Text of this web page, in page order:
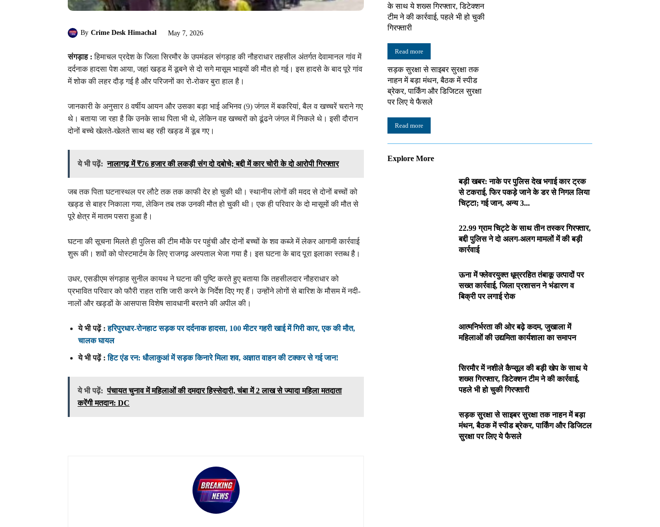
By Crime Desk Himachal May 7, 2026
संगड़ाह : हिमाचल प्रदेश के जिला सिरमौर के उपमंडल संगड़ाह की नौहराधार तहसील अंतर्गत देवामानल गांव में
दर्दनाक हादसा पेश आया, जहां खड्ड में डूबने से दो सगे मासूम भाइयों की मौत हो गई। इस हादसे के बाद पूरे गांव
में शोक की लहर दौड़ गई है और परिजनों का रो-रोकर बुरा हाल है।
जानकारी के अनुसार 8 वर्षीय आयन और उसका बड़ा भाई अभिनव (9) जंगल में बकरियां, बैल व खच्चरें चराने गए
थे। बताया जा रहा है कि उनके साथ पिता भी थे, लेकिन वह खच्चरों को ढूंढने जंगल में निकले थे। इसी दौरान
दोनों बच्चे खेलते-खेलते साथ बह रही खड्ड में डूब गए।
ये भी पढ़ें: नालागढ़ में ₹76 हजार की लकड़ी संग दो दबोचे; बद्दी में कार चोरी के दो आरोपी गिरफ्तार
जब तक पिता घटनास्थल पर लौटे तक तक काफी देर हो चुकी थी। स्थानीय लोगों की मदद से दोनों बच्चों को
खड्ड से बाहर निकाला गया, लेकिन तब तक उनकी मौत हो चुकी थी। एक ही परिवार के दो मासूमों की मौत से
पूरे क्षेत्र में मातम पसरा हुआ है।
घटना की सूचना मिलते ही पुलिस की टीम मौके पर पहुंची और दोनों बच्चों के शव कब्जे में लेकर आगामी कार्रवाई
शुरू की। शवों को पोस्टमार्टम के लिए राजगढ़ अस्पताल भेजा गया है। इस घटना के बाद पूरा इलाका स्तब्ध है।
उधर, एसडीएम संगड़ाह सुनील कायथ ने घटना की पुष्टि करते हुए बताया कि तहसीलदार नौहराधार को
प्रभावित परिवार को फौरी राहत राशि जारी करने के निर्देश दिए गए हैं। उन्होंने लोगों से बारिश के मौसम में नदी-
नालों और खड्डों के आसपास विशेष सावधानी बरतने की अपील की।
ये भी पढ़ें :हरिपुरधार-रोनहाट सड़क पर दर्दनाक हादसा, 100 मीटर गहरी खाई में गिरी कार, एक की मौत,
चालक घायल
ये भी पढ़ें :हिट एंड रन: धौलाकुआं में सड़क किनारे मिला शव, अज्ञात वाहन की टक्कर से गई जान!
ये भी पढ़ें: पंचायत चुनाव में महिलाओं की दमदार हिस्सेदारी, चंबा में 2 लाख से ज्यादा महिला मतदाता
करेंगी मतदान: DC
के साथ ये शख्स गिरफ्तार, डिटेक्शन
टीम ने की कार्रवाई, पहले भी हो चुकी
गिरफ्तारी
Read more
सड़क सुरक्षा से साइबर सुरक्षा तक
नाहन में बड़ा मंथन, बैठक में स्पीड
ब्रेकर, पार्किंग और डिजिटल सुरक्षा
पर लिए ये फैसले
Read more
Explore More
बड़ी खबर: नाके पर पुलिस देख भगाई कार ट्रक
से टकराई, फिर पकड़े जाने के डर से निगल लिया
चिट्टा; गई जान, अन्य 3...
22.99 ग्राम चिट्टे के साथ तीन तस्कर गिरफ्तार,
बद्दी पुलिस ने दो अलग-अलग मामलों में की बड़ी
कार्रवाई
ऊना में फ्लेवरयुक्त धूम्ररहित तंबाकू उत्पादों पर
सख्त कार्रवाई, जिला प्रशासन ने भंडारण व
बिक्री पर लगाई रोक
आत्मनिर्भरता की ओर बढ़े कदम, जुखाला में
महिलाओं की उद्यमिता कार्यशाला का समापन
सिरमौर में नशीले कैप्सूल की बड़ी खेप के साथ ये
शख्स गिरफ्तार, डिटेक्शन टीम ने की कार्रवाई,
पहले भी हो चुकी गिरफ्तारी
सड़क सुरक्षा से साइबर सुरक्षा तक नाहन में बड़ा
मंथन, बैठक में स्पीड ब्रेकर, पार्किंग और डिजिटल
सुरक्षा पर लिए ये फैसले